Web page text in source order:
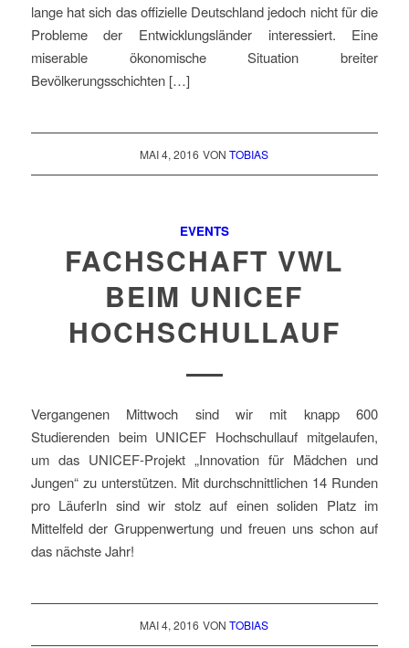
lange hat sich das offizielle Deutschland jedoch nicht für die
Probleme der Entwicklungsländer interessiert. Eine
miserable ökonomische Situation breiter
Bevölkerungsschichten […]
MAI 4, 2016 VONTOBIAS
EVENTS
FACHSCHAFT VWL
BEIM UNICEF
HOCHSCHULLAUF
Vergangenen Mittwoch sind wir mit knapp 600
Studierenden beim UNICEF Hochschullauf mitgelaufen,
um das UNICEF-Projekt „Innovation für Mädchen und
Jungen“ zu unterstützen. Mit durchschnittlichen 14 Runden
pro LäuferIn sind wir stolz auf einen soliden Platz im
Mittelfeld der Gruppenwertung und freuen uns schon auf
das nächste Jahr!
MAI 4, 2016 VONTOBIAS